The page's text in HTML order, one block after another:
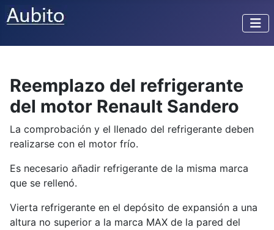
Reemplazo del refrigerante
del motor Renault Sandero
La comprobación y el llenado del refrigerante deben
realizarse con el motor frío.
Es necesario añadir refrigerante de la misma marca
que se rellenó.
Vierta refrigerante en el depósito de expansión a una
altura no superior a la marca MAX de la pared del